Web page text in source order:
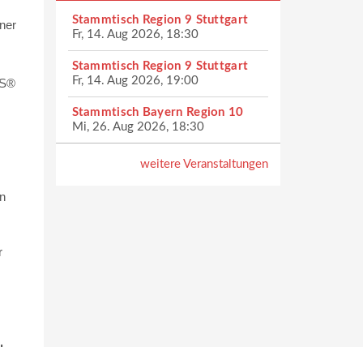
Stammtisch Region 9 Stuttgart
Fr, 14. Aug 2026, 18:30
Stammtisch Region 9 Stuttgart
Fr, 14. Aug 2026, 19:00
Stammtisch Bayern Region 10
Mi, 26. Aug 2026, 18:30
weitere Veranstaltungen